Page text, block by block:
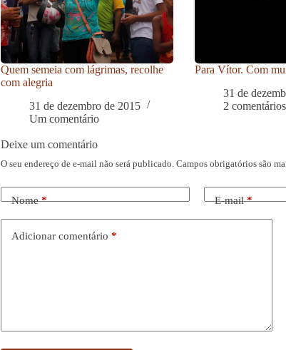
Quem semeia com lágrimas, recolhe
com alegria
31 de dezembro de 2015
Um comentário
Para Vítor. Com
31 de
2 comentários
Deixe um comentário
O seu endereço de e-mail não será publicado. Campos obrigatórios são
Nome* E-mail*
Adicionar comentário *